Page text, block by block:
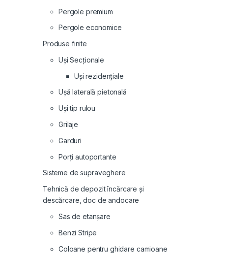
Pergole premium
Pergole economice
Produse finite
Uși Secționale
Uși rezidențiale
Ușă laterală pietonală
Uși tip rulou
Grilaje
Garduri
Porți autoportante
Sisteme de supraveghere
Tehnică de depozit încărcare și
descărcare, doc de andocare
Sas de etanșare
Benzi Stripe
Coloane pentru ghidare camioane